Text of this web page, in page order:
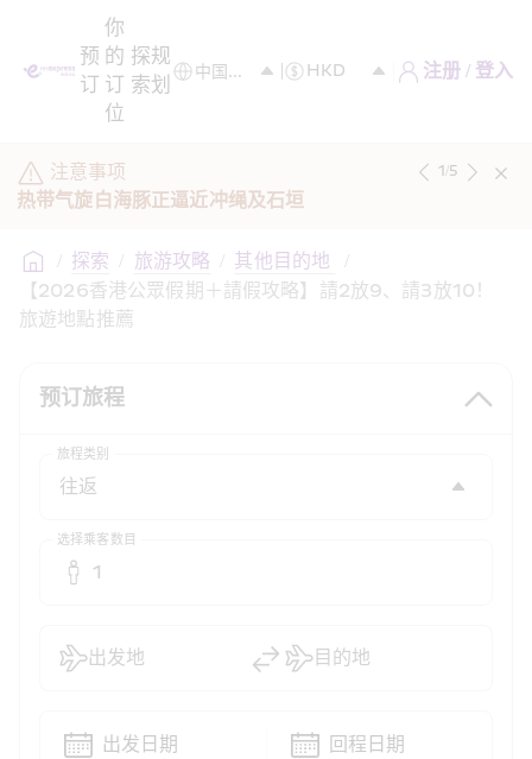
预
订
你
的
订
位
探
索
规
划
注册 / 登入
注意事项
热带气旋白海豚正逼近冲绳及石垣
1/5
/ 探索 / 旅游攻略 / 其他目的地
/
【2026香港公眾假期＋請假攻略】請2放9、請3放10！
旅遊地點推薦
预订旅程
旅程类别
选择乘客数目
1
出发地 目的地
出发日期 回程日期